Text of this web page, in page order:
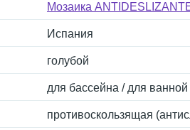
Мозаика
Испания
голубой
для бассейна / для
противоскользящая